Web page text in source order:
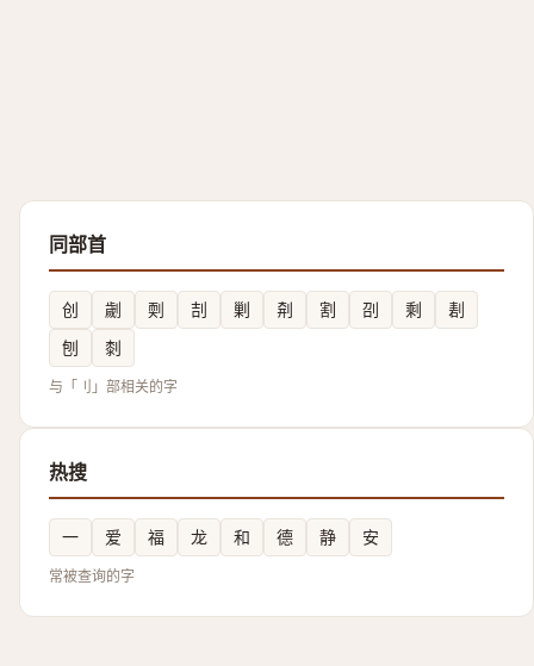
同部首
创 劌 㓴 㓤 剿 㓫 割 刟 剩
剨
刨
㓼
与「刂」部相关的字
热搜
一 爱 福 龙 和 德 静 安
常被查询的字